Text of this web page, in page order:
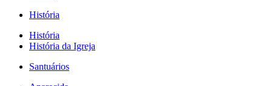
História
História
História da Igreja
Santuários